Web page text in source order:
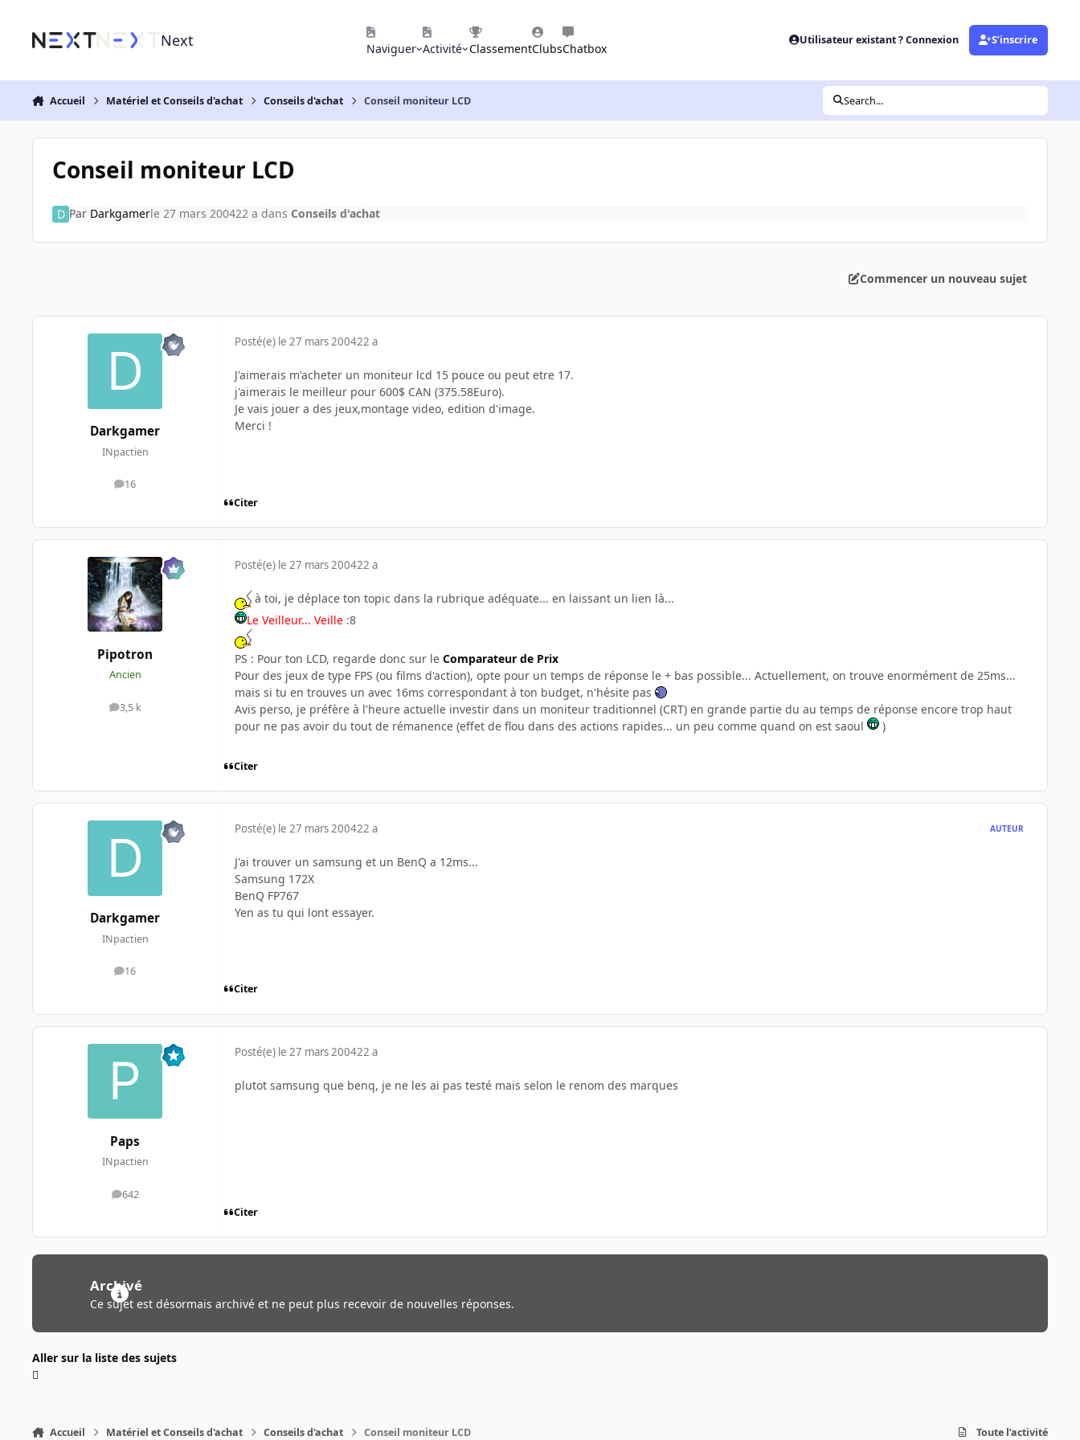
Next Naviguer Activité ClassementClubsChatbox
Utilisateur existant ? Connexion S’inscrire
Accueil Matériel et Conseils d'achat Conseils d'achat Conseil moniteur LCD Search...
Conseil moniteur LCD
Par Darkgamerle 27 mars 200422 a dans Conseils d'achat
Commencer un nouveau sujet
Darkgamer
INpactien
16
messages
Posté(e) le 27 mars 200422 a
J'aimerais m'acheter un moniteur lcd 15 pouce ou peut etre 17.
j'aimerais le meilleur pour 600$ CAN (375.58Euro).
Je vais jouer a des jeux,montage video, edition d'image.
Merci !
Citer
Pipotron
Ancien
3,5 k
messages
Posté(e) le 27 mars 200422 a
à toi, je déplace ton topic dans la rubrique adéquate... en laissant un lien là...
Le Veilleur... Veille :8
PS : Pour ton LCD, regarde donc sur le Comparateur de Prix
Pour des jeux de type FPS (ou films d'action), opte pour un temps de réponse le + bas possible... Actuellement, on trouve enormément de 25ms...
mais si tu en trouves un avec 16ms correspondant à ton budget, n'hésite pas
Avis perso, je préfère à l'heure actuelle investir dans un moniteur traditionnel (CRT) en grande partie du au temps de réponse encore trop haut
pour ne pas avoir du tout de rémanence (effet de flou dans des actions rapides... un peu comme quand on est saoul
)
Citer
Darkgamer
INpactien
16
messages
Posté(e) le 27 mars 200422 a AUTEUR
J'ai trouver un samsung et un BenQ a 12ms...
Samsung 172X
BenQ FP767
Yen as tu qui lont essayer.
Citer
Paps
INpactien
642
messages
Posté(e) le 27 mars 200422 a
plutot samsung que benq, je ne les ai pas testé mais selon le renom des marques
Citer
Archivé
Ce sujet est désormais archivé et ne peut plus recevoir de nouvelles réponses.
Aller sur la liste des sujets
Accueil Matériel et Conseils d'achat Conseils d'achat Conseil moniteur LCD Toute l’activité